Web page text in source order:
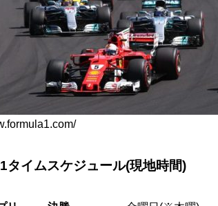
タイムスケジュール(現地時間)